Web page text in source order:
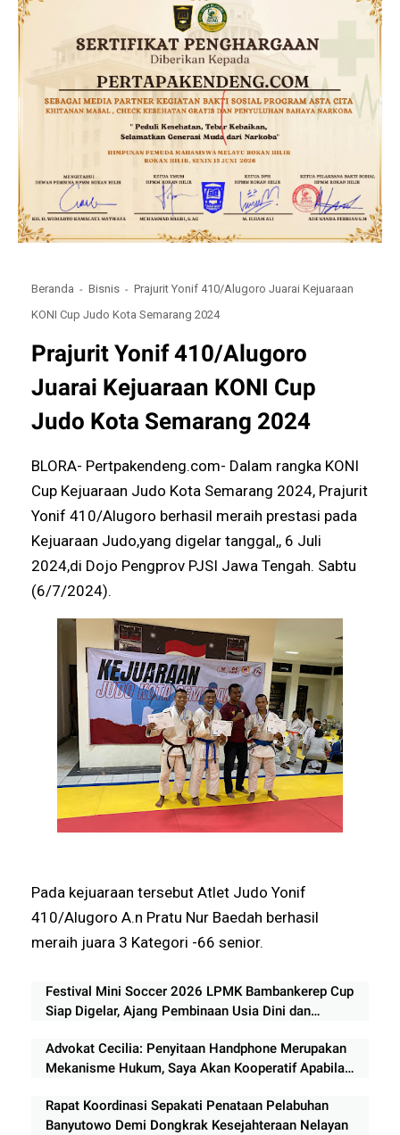
Beranda Bisnis
Prajurit Yonif 410/Alugoro Juarai Kejuaraan
KONI Cup Judo Kota Semarang 2024
Prajurit Yonif 410/Alugoro
Juarai Kejuaraan KONI Cup
Judo Kota Semarang 2024
BLORA- Pertpakendeng.com- Dalam rangka KONI
Cup Kejuaraan Judo Kota Semarang 2024, Prajurit
Yonif 410/Alugoro berhasil meraih prestasi pada
Kejuaraan Judo,yang digelar tanggal,, 6 Juli
2024,di Dojo Pengprov PJSI Jawa Tengah. Sabtu
(6/7/2024).
Pada kejuaraan tersebut Atlet Judo Yonif
410/Alugoro A.n Pratu Nur Baedah berhasil
meraih juara 3 Kategori -66 senior.
Festival Mini Soccer 2026 LPMK Bambankerep Cup
Siap Digelar, Ajang Pembinaan Usia Dini dan
Advokat Cecilia: Penyitaan Handphone Merupakan
Mekanisme Hukum, Saya Akan Kooperatif Apabila
Rapat Koordinasi Sepakati Penataan Pelabuhan
Banyutowo Demi Dongkrak Kesejahteraan Nelayan